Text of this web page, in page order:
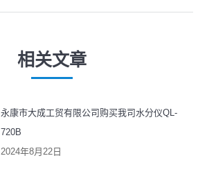
文
一
文
章：
相关文章
永康市大成工贸有限公司购买我司水分仪QL-
720B
2024年8月22日